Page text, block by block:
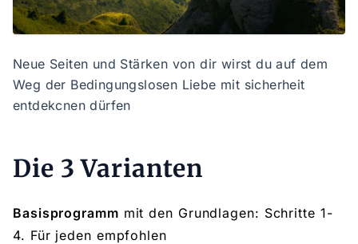
Neue Seiten und Stärken von dir wirst du auf dem
Weg der Bedingungslosen Liebe mit sicherheit
entdekcnen dürfen
Die 3 Varianten
Basisprogramm mit den Grundlagen: Schritte 1-
4. Für jeden empfohlen